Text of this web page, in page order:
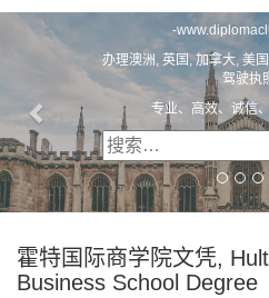
-
办理澳洲, 英国, 加拿大, 美
驾驶执
专业、高效、诚信
霍特国际商学院文凭,
Business School Degree